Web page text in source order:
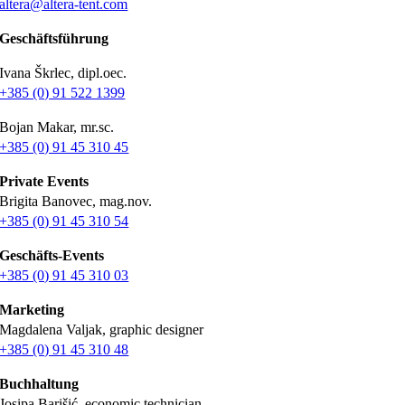
altera@altera-tent.com
Geschäftsführung
Ivana Škrlec, dipl.oec.
+385 (0) 91 522 1399
Bojan Makar, mr.sc.
+385 (0) 91 45 310 45
Private Events
Brigita Banovec, mag.nov.
+385 (0) 91 45 310 54
Geschäfts-Events
+385 (0) 91 45 310 03
Marketing
Magdalena Valjak, graphic designer
+385 (0) 91 45 310 48
Buchhaltung